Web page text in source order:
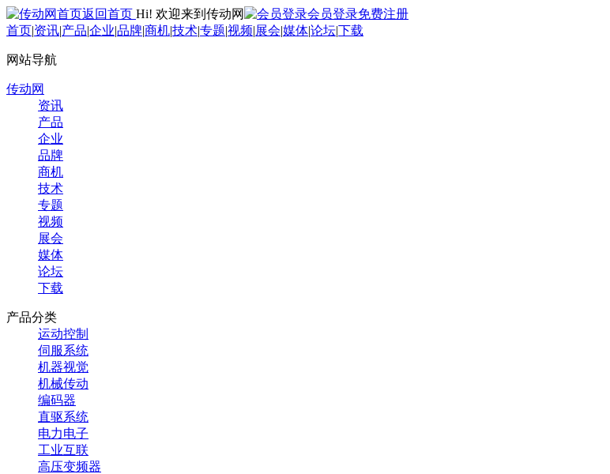
返回首页 Hi! 欢迎来到传动网 会员登录免费注册
首页|资讯|产品|企业|品牌|商机|技术|专题|视频|展会|媒体|论坛|下载
网站导航
传动网
资讯
产品
企业
品牌
商机
技术
专题
视频
展会
媒体
论坛
下载
产品分类
运动控制
伺服系统
机器视觉
机械传动
编码器
直驱系统
电力电子
工业互联
高压变频器